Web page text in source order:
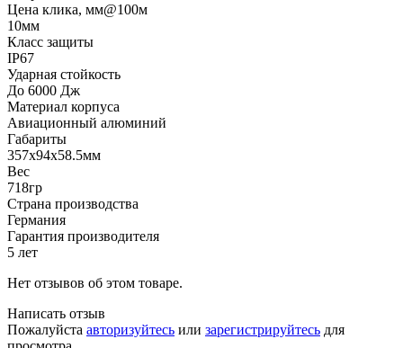
Цена клика, мм@100м
10мм
Класс защиты
IP67
Ударная стойкость
До 6000 Дж
Материал корпуса
Авиационный алюминий
Габариты
357x94x58.5мм
Вес
718гр
Страна производства
Германия
Гарантия производителя
5 лет
Нет отзывов об этом товаре.
Написать отзыв
Пожалуйста авторизуйтесь или зарегистрируйтесь для